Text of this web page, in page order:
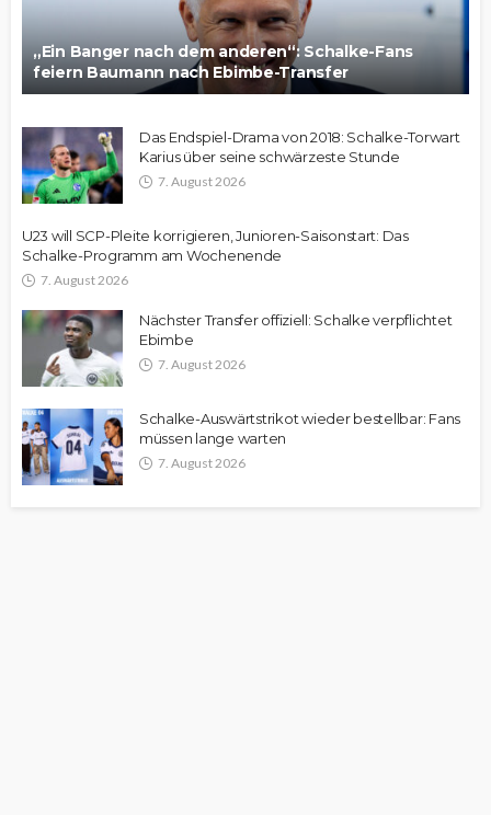
„Ein Banger nach dem anderen“: Schalke-Fans
feiern Baumann nach Ebimbe-Transfer
Das Endspiel-Drama von 2018: Schalke-Torwart
Karius über seine schwärzeste Stunde
7. August 2026
U23 will SCP-Pleite korrigieren, Junioren-Saisonstart: Das
Schalke-Programm am Wochenende
7. August 2026
Nächster Transfer offiziell: Schalke verpflichtet
Ebimbe
7. August 2026
Schalke-Auswärtstrikot wieder bestellbar: Fans
müssen lange warten
7. August 2026